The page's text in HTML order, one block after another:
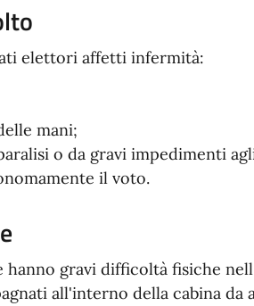
elettori affetti infermità:
mani;
o da gravi impedimenti
il voto.
gravi difficoltà fisiche
all'interno della cabina da